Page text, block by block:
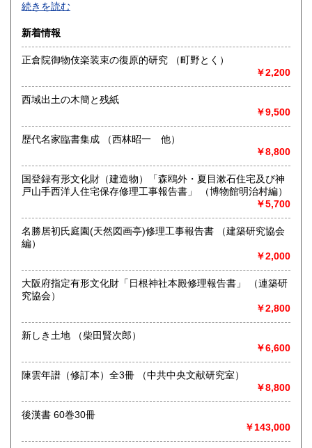
-
沿線名：JR線、都営三田線、半蔵門線
最寄駅：神保町、御茶ノ水
営業時間：10時～19時
書籍の買取について
書道関係書籍、金石拓本、唐本漢籍、文房四宝、書画掛軸な
各種相談、評価、見積は無償でお引き受けいたします。
取り扱い分野
美術工芸、古典籍、外国書、古書一般（その他）
続きを読む
新着情報
正倉院御物伎楽装束の復原的研究 （町野とく）
￥2,200
西域出土の木簡と残紙
￥9,500
歴代名家臨書集成 （西林昭一 他）
￥8,800
国登録有形文化財（建造物）「森鴎外・夏目漱石住宅及び神
戸山手西洋人住宅保存修理工事報告書」 （博物館明治村編）
￥5,700
名勝居初氏庭園(天然図画亭)修理工事報告書 （建築研究協会
編）
￥2,000
大阪府指定有形文化財「日根神社本殿修理報告書」 （連築研
究協会）
￥2,800
新しき土地 （柴田賢次郎）
￥6,600
陳雲年譜（修訂本）全3冊 （中共中央文献研究室）
￥8,800
後漢書 60巻30冊
￥143,000